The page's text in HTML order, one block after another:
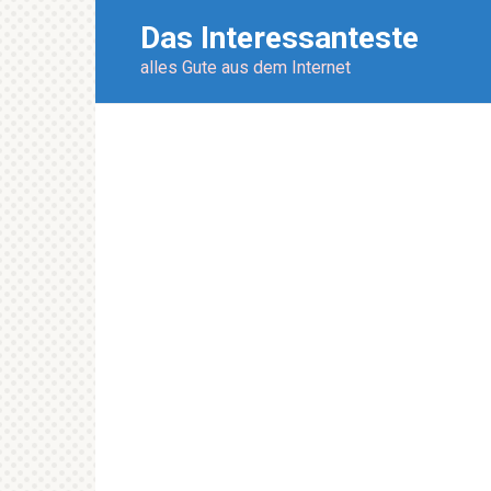
Das Interessanteste
alles Gute aus dem Internet